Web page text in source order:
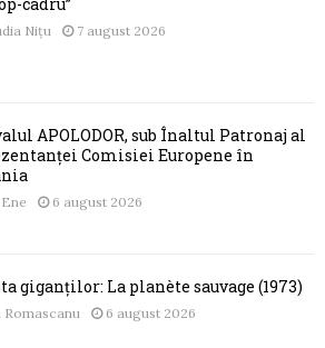
Nițu 7 august 2026
APOLODOR, sub Înaltul Patronaj al
Comisiei Europene în
6 august 2026
giganților: La planète sauvage (1973)
Romascanu 6 august 2026